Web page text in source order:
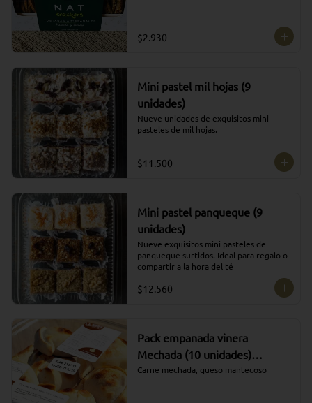
$2.930
Mini pastel mil hojas (9
unidades)
Nueve unidades de exquisitos mini
pasteles de mil hojas.
$11.500
Mini pastel panqueque (9
unidades)
Nueve exquisitos mini pasteles de
panqueque surtidos. Ideal para regalo o
compartir a la hora del té
$12.560
Pack empanada vinera
Mechada (10 unidades)
ULTRACONGELADO
Carne mechada, queso mantecoso